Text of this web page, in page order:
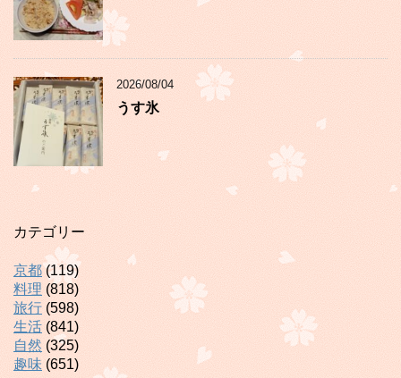
2026/08/04
うす氷
カテゴリー
京都(119)
料理 (818)
旅行 (598)
生活 (841)
自然 (325)
趣味 (651)